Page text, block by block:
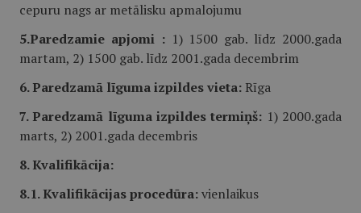
cepuru nags ar metālisku apmalojumu
5.Paredzamie apjomi :1) 1500 gab. līdz 2000.gada
martam, 2) 1500 gab. līdz 2001.gada decembrim
6. Paredzamā līguma izpildes vieta: Rīga
7. Paredzamā līguma izpildes termiņš: 1) 2000.gada
marts, 2) 2001.gada decembris
8. Kvalifikācija:
8.1. Kvalifikācijas procedūra:vienlaikus